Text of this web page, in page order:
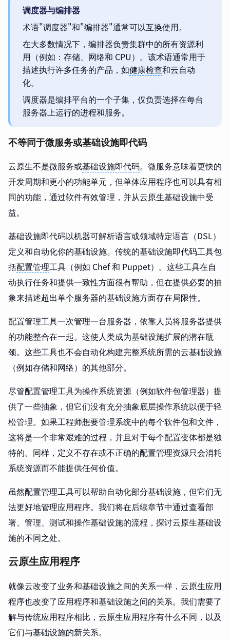
调度器与编排器
术语"调度器"和"编排器"通常可以互换使用。
在大多数情况下，编排器负责集群中的所有资源利
用（例如：存储、网络和 CPU）。该术语通常用于
描述执行许多任务的产品，如健康检查和云自动
化。
调度器是编排平台的一个子集，仅负责选择在每台
服务器上运行的进程和服务。
不等同于微服务或基础设施即代码
云原生不是微服务或基础设施即代码。微服务意味着更快的
开发周期和更小的功能单元，但单体应用程序也可以具有相
同的功能，通过软件有效管理，并从云原生基础设施中受
益。
基础设施即代码以机器可解析语言或领域特定语言（DSL）
定义和自动化你的基础设施。传统的基础设施即代码工具包
括配置管理工具（例如 Chef 和 Puppet）。这些工具在自
动执行任务和提供一致性方面很有帮助，但在提供必要的抽
象来描述超出单个服务器的基础设施方面存在局限性。
配置管理工具一次管理一台服务器，依靠人员将服务器提供
的功能整合在一起。这使人类成为基础设施扩展的潜在瓶
颈。这些工具也不会自动化构建完整系统所需的云基础设施
（例如存储和网络）的其他部分。
尽管配置管理工具为操作系统资源（例如软件包管理器）提
供了一些抽象，但它们没有充分抽象底层操作系统以便于轻
松管理。如果工程师想要管理系统中的每个软件包和文件，
这将是一个非常艰难的过程，并且对于每个配置变体都是独
特的。同样，定义不存在或不正确的配置管理资源只会消耗
系统资源而不能提供任何价值。
虽然配置管理工具可以帮助自动化部分基础设施，但它们无
法更好地管理应用程序。我们将在后续章节中通过查看部
署、管理、测试和操作基础设施的流程，探讨云原生基础设
施的不同之处。
云原生应用程序
就像云改变了业务和基础设施之间的关系一样，云原生应用
程序也改变了应用程序和基础设施之间的关系。我们需要了
解与传统应用程序相比，云原生应用程序有什么不同，以及
它们与基础设施的新关系。